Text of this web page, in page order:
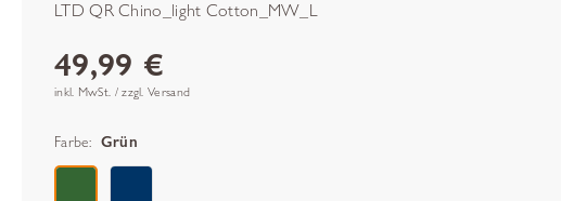
LTD QR Chino_light Cotton_MW_L
49,99 €
inkl. MwSt. / zzgl. Versand
Farbe: Grün